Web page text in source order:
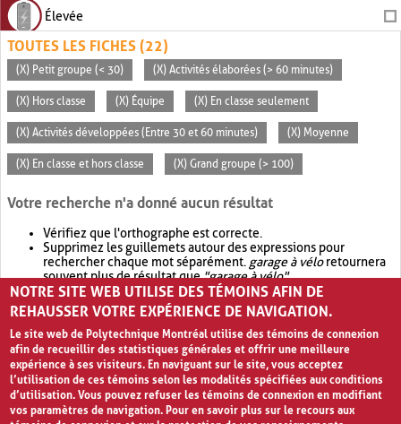
Élevée
TOUTES LES FICHES (22)
(X) Petit groupe (< 30) (X) Activités élaborées (> 60 minutes)
(X) Hors classe (X) Équipe (X) En classe seulement
(X) Activités développées (Entre 30 et 60 minutes) (X) Moyenne
(X) En classe et hors classe (X) Grand groupe (> 100)
Votre recherche n'a donné aucun résultat
Vérifiez que l'orthographe est correcte.
Supprimez les guillemets autour des expressions pour
rechercher chaque mot séparément. garage à véloretournera
souvent plus de résultat que"garage à vélo".
Envisagez d'élargir votre recherche avec OR.garage OR vélo
retournera souvent plus de résultat quegarage à vélo
NOTRE SITE WEB UTILISE DES TÉMOINS AFIN DE
REHAUSSER VOTRE EXPÉRIENCE DE NAVIGATION.
Le site web de Polytechnique Montréal utilise des témoins de connexion
afin de recueillir des statistiques générales et offrir une meilleure
expérience à ses visiteurs. En naviguant sur le site, vous acceptez
l’utilisation de ces témoins selon les modalités spécifiées aux conditions
d’utilisation. Vous pouvez refuser les témoins de connexion en modifiant
vos paramètres de navigation. Pour en savoir plus sur le recours aux